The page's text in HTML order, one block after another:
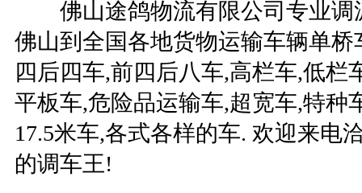
佛山途鸽物流有限公司专业调
佛山到全国各地货物运输车辆单桥
四后四车,前四后八车,高栏车,低栏
平板车,危险品运输车,超宽车,特种
17.5米车,各式各样的车. 欢迎来电
的调车王!